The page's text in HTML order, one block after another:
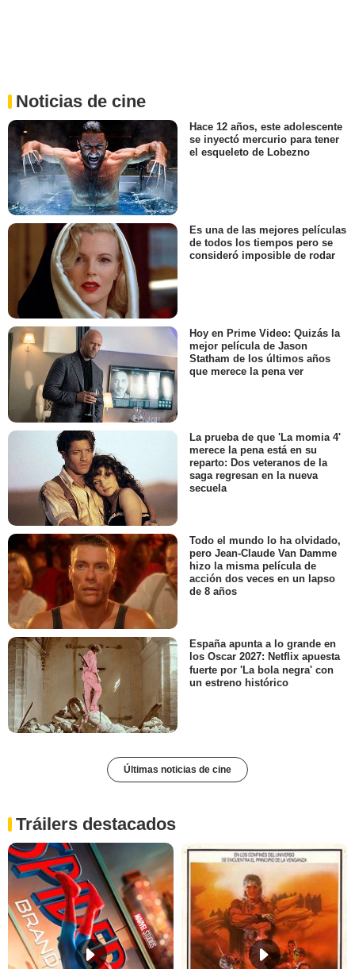
Noticias de cine
Hace 12 años, este adolescente
se inyectó mercurio para tener
el esqueleto de Lobezno
Es una de las mejores películas
de todos los tiempos pero se
consideró imposible de rodar
Hoy en Prime Video: Quizás la
mejor película de Jason
Statham de los últimos años
que merece la pena ver
La prueba de que 'La momia 4'
merece la pena está en su
reparto: Dos veteranos de la
saga regresan en la nueva
secuela
Todo el mundo lo ha olvidado,
pero Jean-Claude Van Damme
hizo la misma película de
acción dos veces en un lapso
de 8 años
España apunta a lo grande en
los Oscar 2027: Netflix apuesta
fuerte por 'La bola negra' con
un estreno histórico
Últimas noticias de cine
Tráilers destacados